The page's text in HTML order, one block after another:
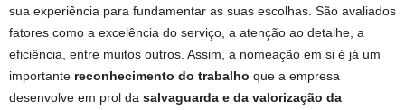
sua experiência para fundamentar as suas escolhas. São avaliados
fatores como a excelência do serviço, a atenção ao detalhe, a
eficiência, entre muitos outros. Assim, a nomeação em si é já um
importante reconhecimento do trabalho que a empresa
desenvolve em prol da salvaguarda e da valorização da